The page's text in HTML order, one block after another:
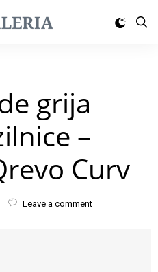
grija
–
Curv
Leave a comment